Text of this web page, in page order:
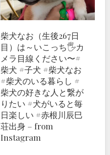
柴犬なお（生後267日
目）は～いこっち🖐カ
メラ目線ください〜️#
柴犬 #子犬 #柴犬なお
#柴犬のいる暮らし #
柴犬の好きな人と繋が
りたい #犬がいると毎
日楽しい #赤根川辰巳
荘出身 – from
Instagram